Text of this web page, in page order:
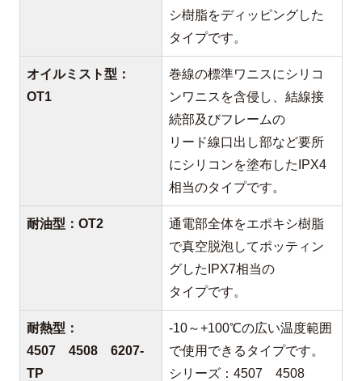
シ樹脂をディッピングした
タイプです。
オイルミスト型：
OT1
巻線の標準ワニスにシリコ
ンワニスを含侵し、結線接
続部及びフレームの
リード線口出し部など要所
にシリコンを塗布したIPX4
相当のタイプです。
耐油型：OT2
通電部全体をエポキシ樹脂
で真空脱泡してポッティン
グしたIPX7相当の
タイプです。
耐熱型：
4507 4508 6207-
TP
-10～+100℃の広い温度範囲
で使用できるタイプです。
シリーズ：4507 4508